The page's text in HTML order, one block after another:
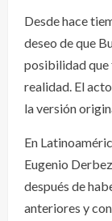
Desde hace
deseo de que
posibilidad que
realidad. El
la versión
En
Eugenio
después de
anteriores y